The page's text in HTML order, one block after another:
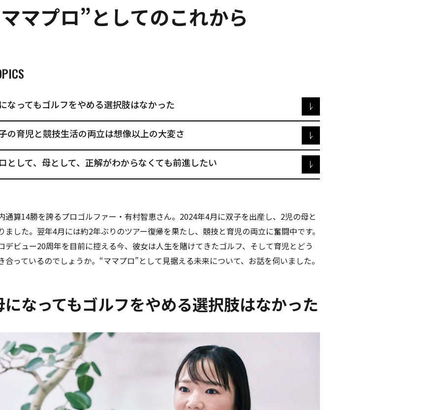
マプロ”としてのこれから
なってもゴルフをやめる選択肢はなかった
の育児と競技生活の両立は想像以上の大変さ
として、母として、正解がわからなくても前進したい
通算14勝を誇るプロゴルファー・有村智恵さん。2024年4月に双子を出産し、2児の母と
ました。翌年4月には約2年ぶりのツアー復帰を果たし、競技と育児の両立に奮闘中です。
デビュー20周年を目前に控える今、彼女は人生を賭けてきたゴルフ、そして育児とどう
合っているのでしょうか。“ママプロ”として見据える未来について、お話を伺いました。
になってもゴルフをやめる選択肢はなかった